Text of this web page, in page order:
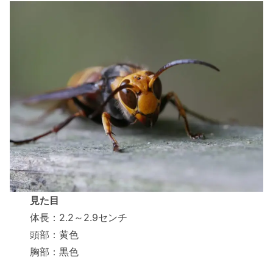
見た目
体長：2.2～2.9センチ
頭部：黄色
胸部：黒色